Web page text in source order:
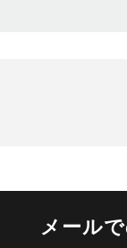
メール